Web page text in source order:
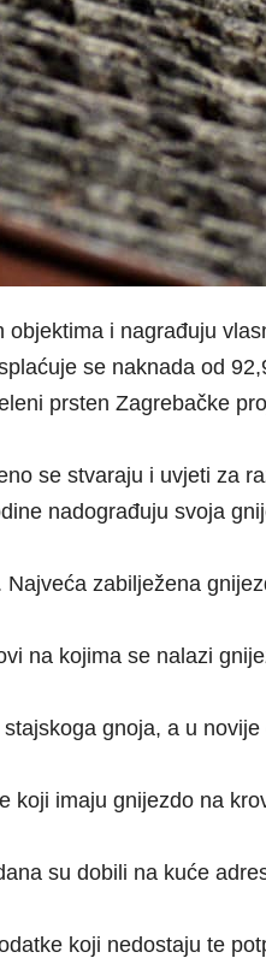
i nagrađuju
se naknada od
prsten Zagrebačke
se stvaraju i uvjeti za
nadograđuju svoja
zabilježena
na kojima se nalazi
gnoja, a u
imaju gnijezdo na
su dobili na kuće
koji nedostaju te